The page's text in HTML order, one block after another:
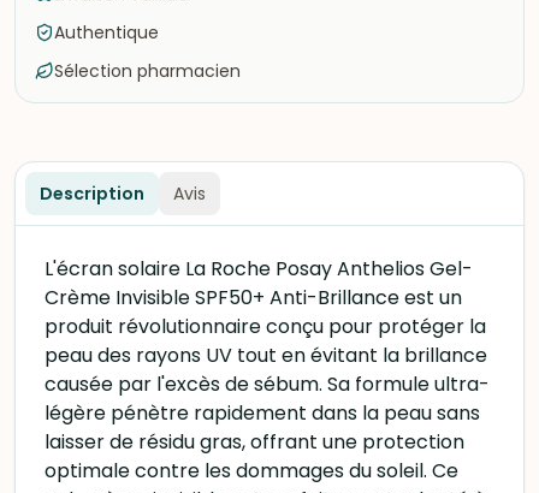
Authentique
Sélection pharmacien
Description Avis
L'écran solaire La Roche Posay Anthelios Gel-
Crème Invisible SPF50+ Anti-Brillance est un
produit révolutionnaire conçu pour protéger la
peau des rayons UV tout en évitant la brillance
causée par l'excès de sébum. Sa formule ultra-
légère pénètre rapidement dans la peau sans
laisser de résidu gras, offrant une protection
optimale contre les dommages du soleil. Ce